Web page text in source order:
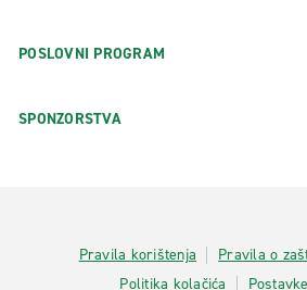
POSLOVNI PROGRAM
SPONZORSTVA
Pravila korištenja
Pravila o
Politika kolačića